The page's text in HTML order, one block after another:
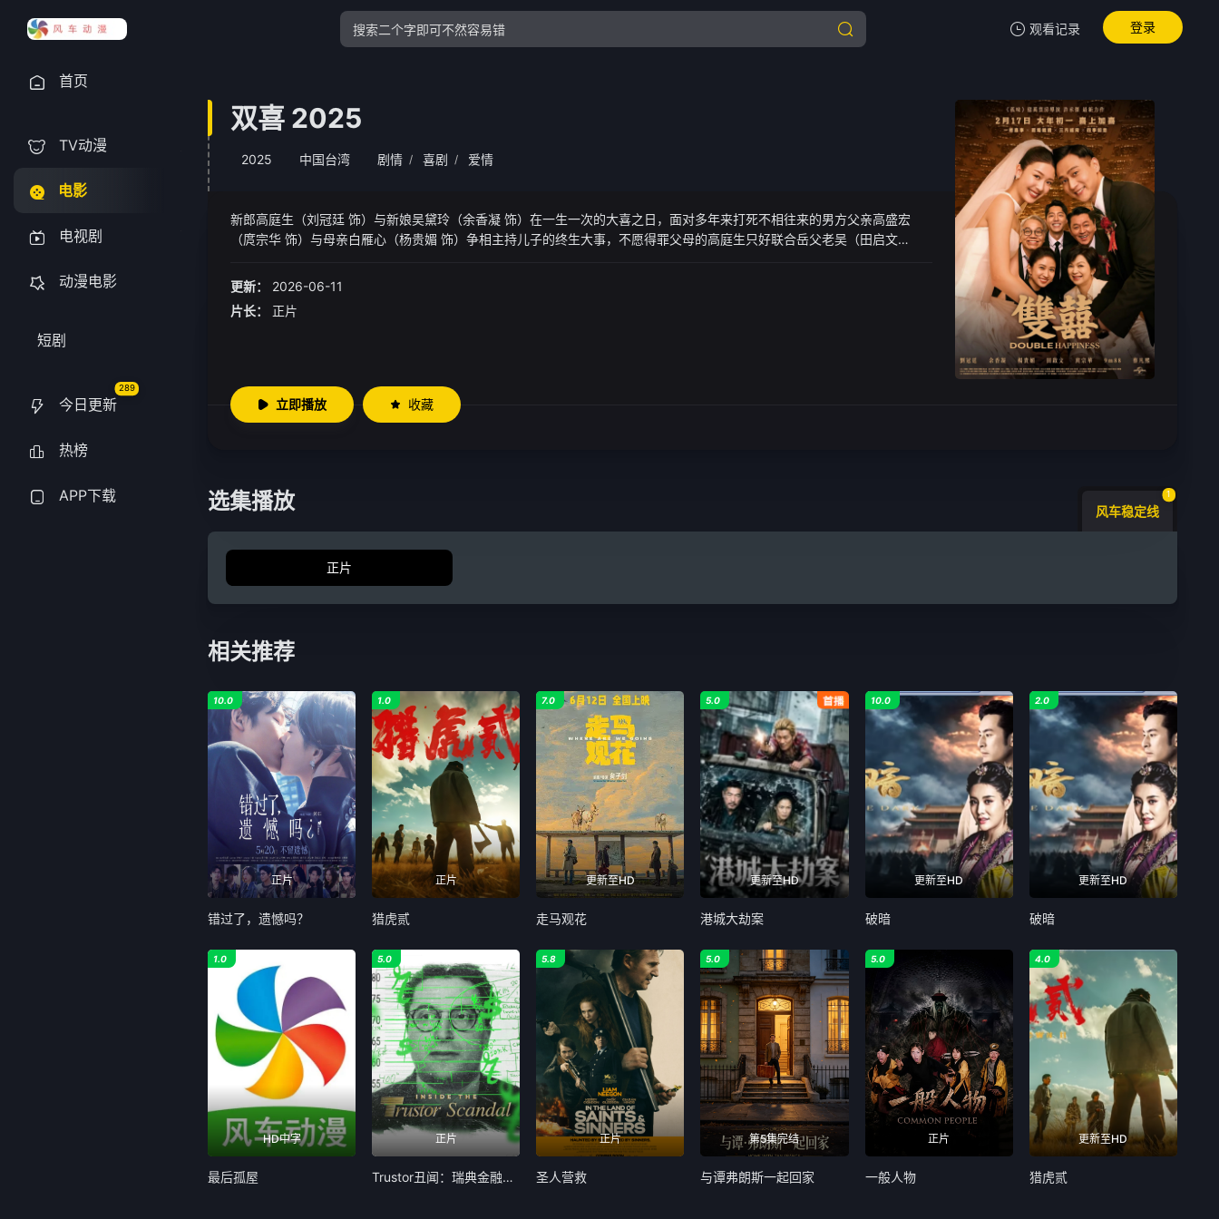
观看记录
暂无观看影片的记录
登录
首页
TV动漫
电影
电视剧
动漫电影
短剧
今日更新
289
热榜
APP下载
双喜 2025
2025 中国台湾 剧情 / 喜剧 / 爱情
新郎高庭生（刘冠廷 饰）与新娘吴黛玲（余香凝 饰）在一生一次的大喜之日，面对多年来打死不相往来的男方父亲高盛宏
（庹宗华 饰）与母亲白雁心（杨贵媚 饰）争相主持儿子的终生大事，不愿得罪父母的高庭生只好联合岳父老吴（田启文
更新：
2026-06-11
片长：
正片
立即播放 收藏
选集播放 风车稳定线
1
正片
相关推荐
正片
10.0
错过了，遗憾吗？
正片
1.0
猎虎贰
更新至HD
7.0
走马观花
更新至HD
5.0
港城大劫案
更新至HD
10.0
破暗
更新至HD
2.0
破暗
HD中字
1.0
最后孤屋
正片
5.0
Trustor丑闻：瑞典金融案内幕
正片
5.8
圣人营救
第5集完结
5.0
与谭弗朗斯一起回家
正片
5.0
一般人物
更新至HD
4.0
猎虎贰